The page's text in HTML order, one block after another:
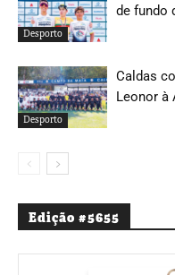
Desporto
de fundo
Desporto
Caldas
Leonor à
Edição #5655